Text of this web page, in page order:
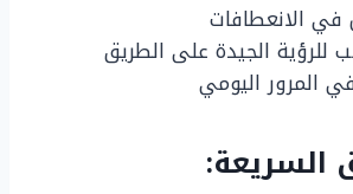
الانعطافات
للرؤية الجيدة على الطريق
المرور اليومي
السريعة: